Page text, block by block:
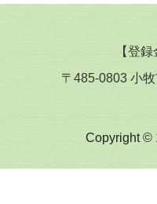
【登
〒485-0803 小
Copyright ©